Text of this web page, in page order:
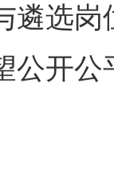
遴选
公开公